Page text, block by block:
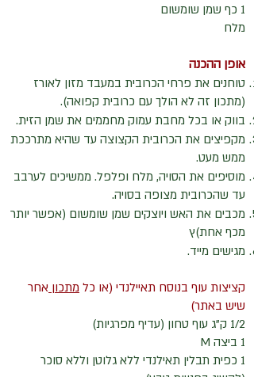
1 כף שמן שומשום
מלח
אופן ההכנה
טוחנים את פרחי הכרובית במעבד מזון לאורז
(מתכון זה לא הולך עם כרובית קפואה).
בווק או בכל מחבת עמוק מחממים את שמן הזית.
מקפיצים את הכרובית הקצוצה עד שהיא מתרככת
ממש מעט.
מוסיפים את הסויה, מלח ופלפל. ממשיכים לערבב
עד שהכרובית מצופה בסויה.
מכבים את האש ויוצקים שמן שומשום (אפשר יותר
מכף אחת)ץ
מגישים מייד.
קציצות עוף בנוסח תאיילנדי (או כל מתכון אחר
שיש באתר)
1/2 ק"ג עוף טחון (עדיף מפרגיות)
1 ביצה M
1 כפית תבלין תאילנדי ללא גלוטן וללא סוכר